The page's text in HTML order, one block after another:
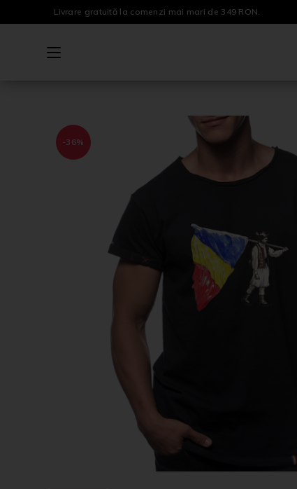
Livrare gratuită la comenzi mai mari de 349 RON.
-36%